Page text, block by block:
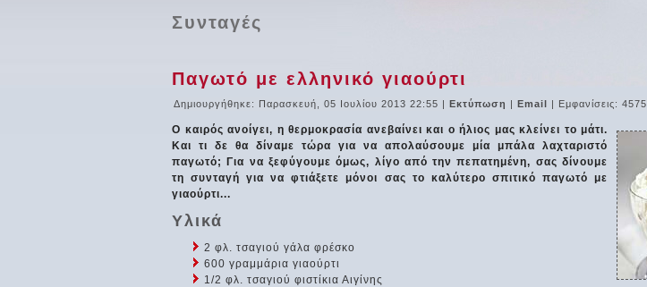
Συνταγές
Παγωτό με ελληνικό γιαούρτι
Δημιουργήθηκε: Παρασκευή, 05 Ιουλίου 2013 22:55 | Εκτύπωση | Email | Εμφανίσεις: 4575
Ο καιρός ανοίγει, η θερμοκρασία ανεβαίνει και ο ήλιος μας κλείνει το μάτι.
Και τι δε θα δίναμε τώρα για να απολαύσουμε μία μπάλα λαχταριστό
παγωτό; Για να ξεφύγουμε όμως, λίγο από την πεπατημένη, σας δίνουμε
τη συνταγή για να φτιάξετε μόνοι σας το καλύτερο σπιτικό παγωτό με
γιαούρτι...
Υλικά
2 φλ. τσαγιού γάλα φρέσκο
600 γραμμάρια γιαούρτι
1/2 φλ. τσαγιού φιστίκια Αιγίνης